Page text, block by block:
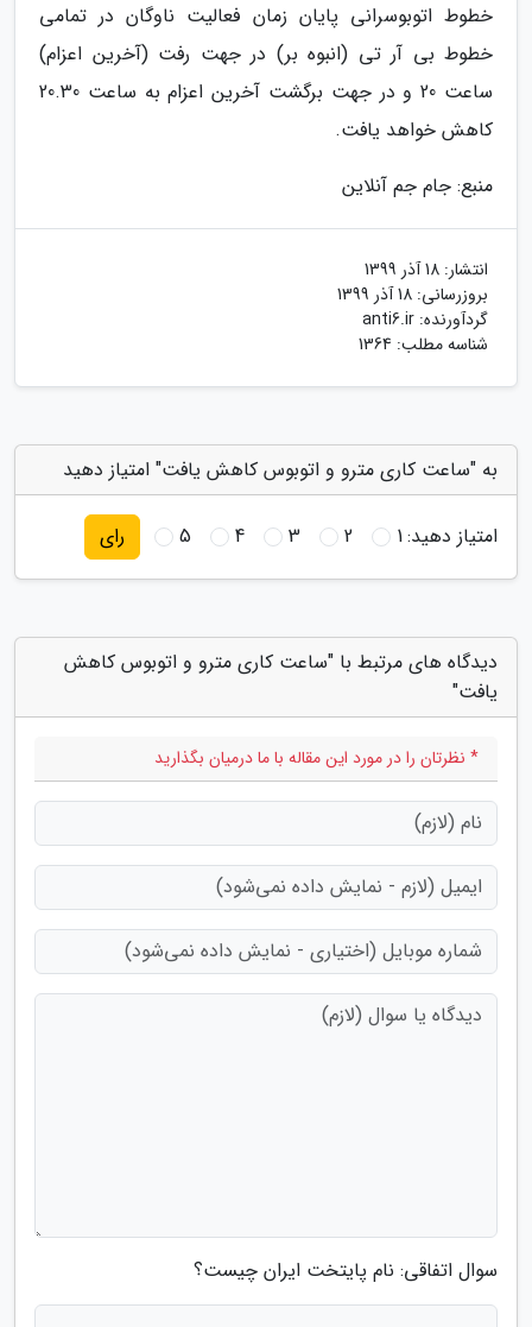
خطوط اتوبوسرانی پایان زمان فعالیت ناوگان در تمامی
خطوط بی آر تی (انبوه بر) در جهت رفت (آخرین اعزام)
ساعت 20 و در جهت برگشت آخرین اعزام به ساعت 20.30
کاهش خواهد یافت.
منبع: جام جم آنلاین
انتشار: 18 آذر 1399
بروزرسانی: 18 آذر 1399
گردآورنده: anti6.ir
شناسه مطلب: 1364
به "ساعت کاری مترو و اتوبوس کاهش یافت" امتیاز دهید
امتیاز دهید:1
2
3
4
5 رای
دیدگاه های مرتبط با "ساعت کاری مترو و اتوبوس کاهش
یافت"
* نظرتان را در مورد این مقاله با ما درمیان بگذارید
سوال اتفاقی: نام پایتخت ایران چیست؟